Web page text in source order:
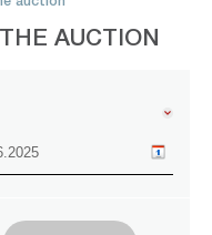
AUCTION